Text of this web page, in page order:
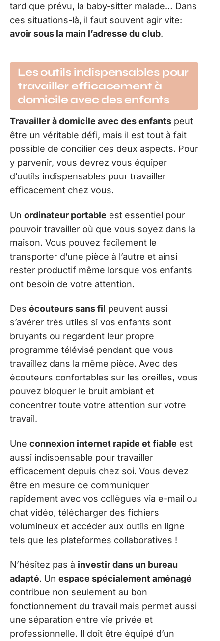
tard que prévu, la baby-sitter malade… Dans
ces situations-là, il faut souvent agir vite:
avoir sous la main l’adresse du club.
Les outils indispensables pour
travailler efficacement à
domicile avec des enfants
Travailler à domicile avec des enfants peut
être un véritable défi, mais il est tout à fait
possible de concilier ces deux aspects. Pour
y parvenir, vous devrez vous équiper
d’outils indispensables pour travailler
efficacement chez vous.
Un ordinateur portable est essentiel pour
pouvoir travailler où que vous soyez dans la
maison. Vous pouvez facilement le
transporter d’une pièce à l’autre et ainsi
rester productif même lorsque vos enfants
ont besoin de votre attention.
Des écouteurs sans fil peuvent aussi
s’avérer très utiles si vos enfants sont
bruyants ou regardent leur propre
programme télévisé pendant que vous
travaillez dans la même pièce. Avec des
écouteurs confortables sur les oreilles, vous
pouvez bloquer le bruit ambiant et
concentrer toute votre attention sur votre
travail.
Une connexion internet rapide et fiable est
aussi indispensable pour travailler
efficacement depuis chez soi. Vous devez
être en mesure de communiquer
rapidement avec vos collègues via e-mail ou
chat vidéo, télécharger des fichiers
volumineux et accéder aux outils en ligne
tels que les plateformes collaboratives !
N’hésitez pas à investir dans un bureau
adapté. Un espace spécialement aménagé
contribue non seulement au bon
fonctionnement du travail mais permet aussi
une séparation entre vie privée et
professionnelle. Il doit être équipé d’un